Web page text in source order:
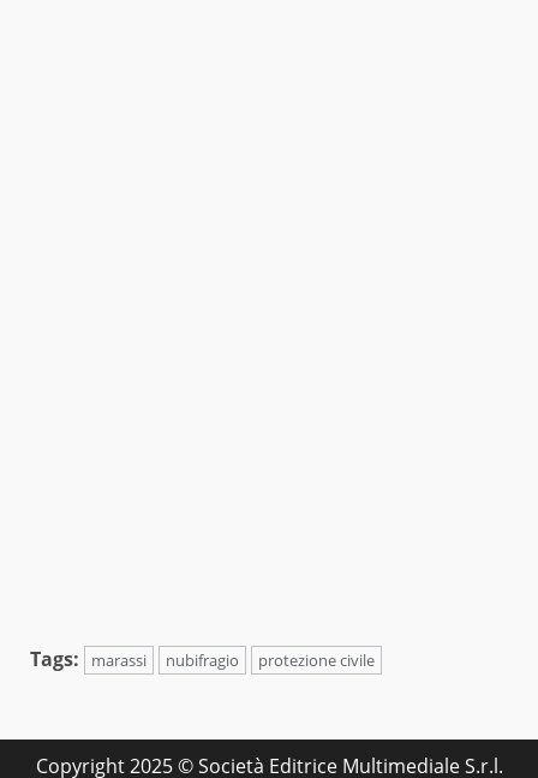
Tags: marassi nubifragio protezione civile
Copyright 2025 © Società Editrice Multimediale S.r.l.